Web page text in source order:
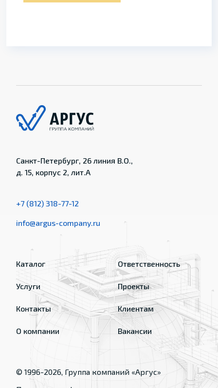
Санкт-Петербург, 26 линия В.О.,
д. 15, корпус 2, лит.А
+7 (812) 318-77-12
info@argus-company.ru
Каталог
Услуги
Контакты
О компании
Ответственность
Проекты
Клиентам
Вакансии
© 1996-2026, Группа компаний «Аргус»